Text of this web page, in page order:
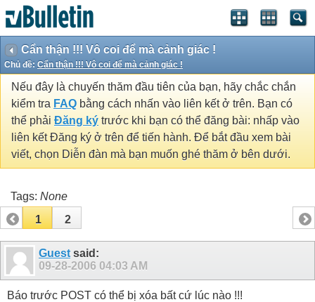
Cẩn thận !!! Vô coi để mà cảnh giác !
Chủ đề: Cẩn thận !!! Vô coi để mà cảnh giác !
Nếu đây là chuyến thăm đầu tiên của bạn, hãy chắc chắn
kiểm tra FAQ bằng cách nhấn vào liên kết ở trên. Bạn có
thể phải Đăng ký trước khi bạn có thể đăng bài: nhấp vào
liên kết Đăng ký ở trên để tiến hành. Để bắt đầu xem bài
viết, chọn Diễn đàn mà bạn muốn ghé thăm ở bên dưới.
Tags: None
1
2
Guest said:
09-28-2006 04:03 AM
Báo trước POST có thể bị xóa bất cứ lúc nào !!!